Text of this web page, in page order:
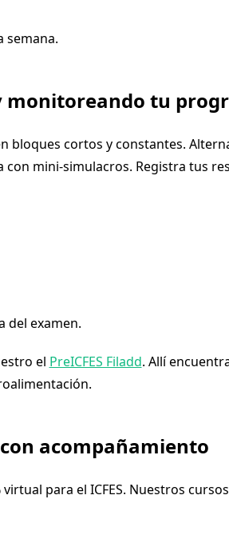
semana.
tu
bloques cortos y constantes.
con mini-simulacros. Registra tus
del examen.
el PreICFES Filadd. Allí
acompañamiento
para el ICFES. Nuestros